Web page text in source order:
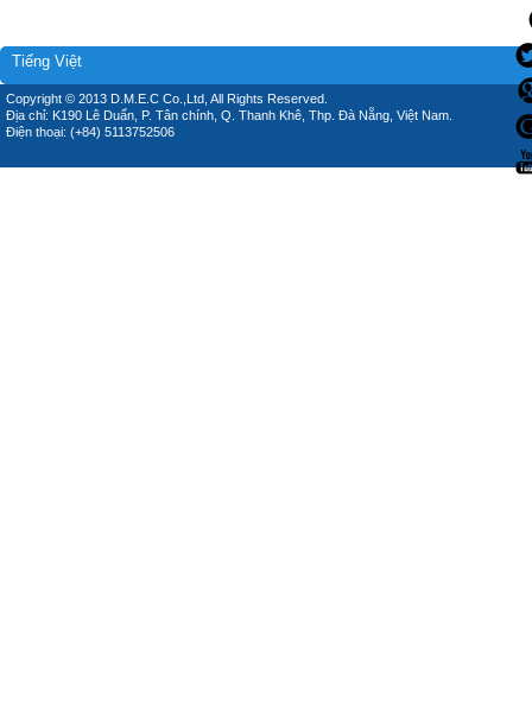
Tiếng Việt
Copyright © 2013 D.M.E.C Co.,Ltd, All Rights Reserved.
Địa chỉ: K190 Lê Duẩn, P. Tân chính, Q. Thanh Khê, Thp. Đà Nẵng, Việt Nam.
Điện thoại: (+84) 5113752506